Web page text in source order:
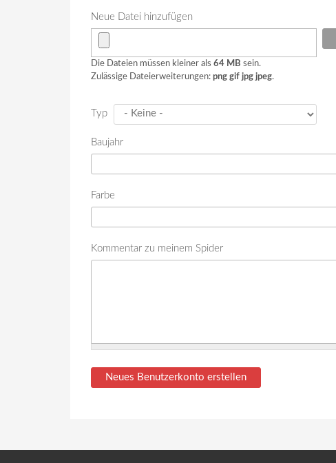
Neue Datei hinzufügen
Die Dateien müssen kleiner als 64 MB sein.
Zulässige Dateierweiterungen: png gif jpg jpeg.
Typ
Baujahr
Farbe
Kommentar zu meinem Spider